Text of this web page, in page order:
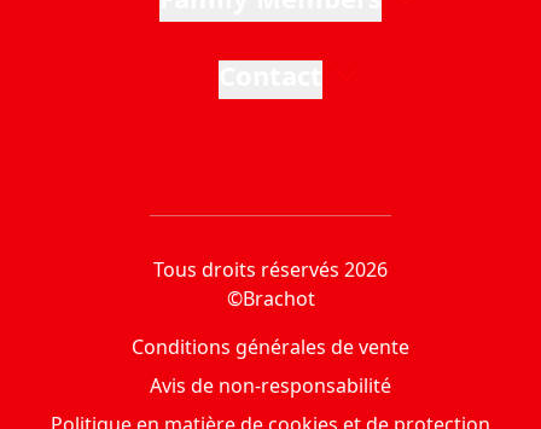
Tous droits réservés 2026
©Brachot
Conditions générales de vente
Avis de non-responsabilité